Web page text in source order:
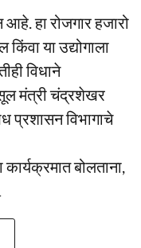
आहे. हा रोजगार हजारो
या उद्योगाला
विधाने
मंत्री चंद्रशेखर
प्रशासन विभागाचे
बोलताना,